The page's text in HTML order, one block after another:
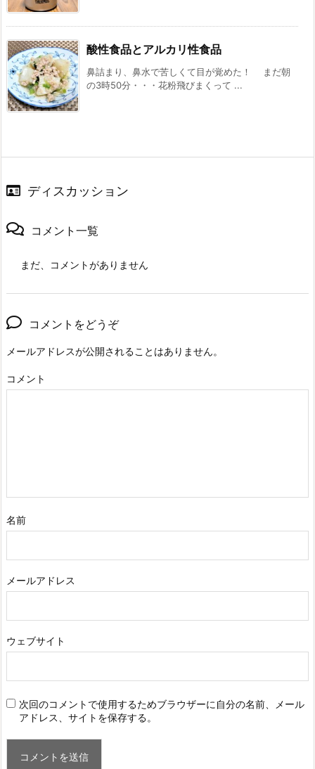
酸性食品とアルカリ性食品
鼻詰まり、鼻水で苦しくて目が覚めた！ まだ朝
の3時50分・・・花粉飛びまくって ...
ディスカッション
コメント一覧
まだ、コメントがありません
コメントをどうぞ
メールアドレスが公開されることはありません。
コメント
名前
メールアドレス
ウェブサイト
次回のコメントで使用するためブラウザーに自分の名前、メール
アドレス、サイトを保存する。